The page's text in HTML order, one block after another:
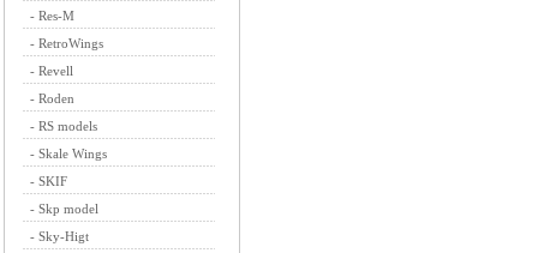
- Res-M
- RetroWings
- Revell
- Roden
- RS models
- Skale Wings
- SKIF
- Skp model
- Sky-Higt